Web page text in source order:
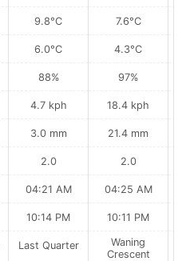
9.8°C
6.0°C
88%
4.7 kph
3.0 mm
2.0
04:21 AM
10:14 PM
Last Quarter
7.6°C
4.3°C
97%
18.4 kph
21.4 mm
2.0
04:25 AM
10:11 PM
Waning
Crescent